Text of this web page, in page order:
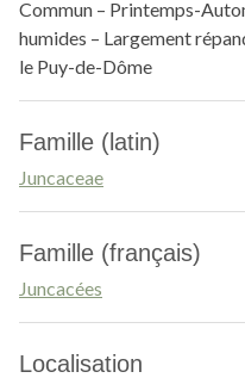
Commun – Printemps-
humides – Largement
le Puy-de-Dôme
Famille (latin)
Juncaceae
Famille (français)
Juncacées
Localisation